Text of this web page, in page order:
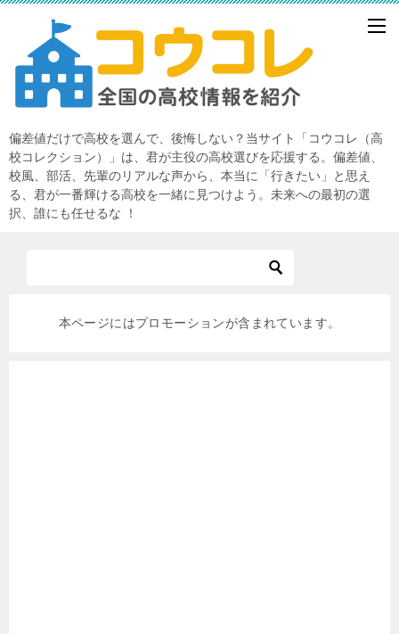
偏差値だけで高校を選んで、後悔しない？当サイト「コウコレ（高
校コレクション）」は、君が主役の高校選びを応援する。偏差値、
校風、部活、先輩のリアルな声から、本当に「行きたい」と思え
る、君が一番輝ける高校を一緒に見つけよう。未来への最初の選
択、誰にも任せるな ！
本ページにはプロモーションが含まれています。